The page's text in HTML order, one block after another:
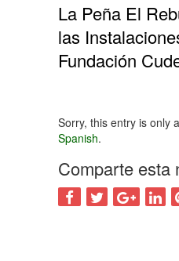
La Peña El
las
Fundación
Sorry, this entry is only
Spanish.
Comparte esta